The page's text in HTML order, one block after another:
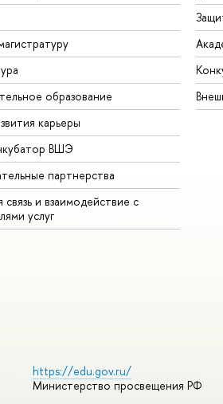
образование
карьеры
ВШЭ
партнерства
и взаимодействие с
услуг
https://edu.gov.ru/
Министерство просвещения РФ